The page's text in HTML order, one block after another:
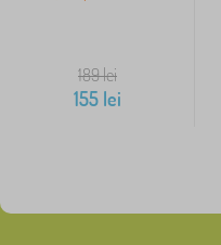
189lei
155 lei